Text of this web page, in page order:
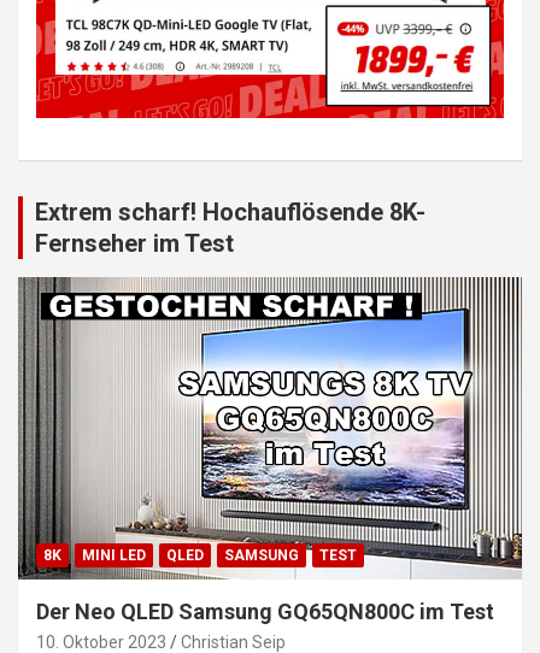
Extrem scharf! Hochauflösende 8K-
Fernseher im Test
8K MINI LED QLED SAMSUNG TEST
Der Neo QLED Samsung GQ65QN800C im Test
10. Oktober 2023 Christian Seip